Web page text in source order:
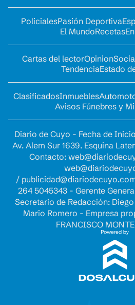
PolicialesPasión Deportiva
El MundoRecetas
Cartas del lectorOpinion
TendenciaEstado
ClasificadosInmuebles
Avisos Fúnebres y
Diario de Cuyo - Fecha de
Av. Alem Sur 1639. Esquina
Contacto:
/
264 5045343 - Gerente
Secretario de Redacción:
Mario Romero - Empresa
FRANCISCO